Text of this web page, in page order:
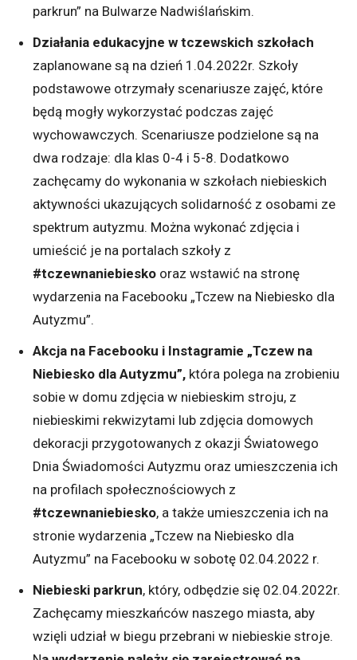
parkrun” na Bulwarze Nadwiślańskim.
Działania edukacyjne w tczewskich szkołach
zaplanowane są na dzień 1.04.2022r. Szkoły
podstawowe otrzymały scenariusze zajęć, które
będą mogły wykorzystać podczas zajęć
wychowawczych. Scenariusze podzielone są na
dwa rodzaje: dla klas 0-4 i 5-8. Dodatkowo
zachęcamy do wykonania w szkołach niebieskich
aktywności ukazujących solidarność z osobami ze
spektrum autyzmu. Można wykonać zdjęcia i
umieścić je na portalach szkoły z
#tczewnaniebiesko oraz wstawić na stronę
wydarzenia na Facebooku „Tczew na Niebiesko dla
Autyzmu”.
Akcja na Facebooku i Instagramie „Tczew na
Niebiesko dla Autyzmu”, która polega na zrobieniu
sobie w domu zdjęcia w niebieskim stroju, z
niebieskimi rekwizytami lub zdjęcia domowych
dekoracji przygotowanych z okazji Światowego
Dnia Świadomości Autyzmu oraz umieszczenia ich
na profilach społecznościowych z
#tczewnaniebiesko, a także umieszczenia ich na
stronie wydarzenia „Tczew na Niebiesko dla
Autyzmu” na Facebooku w sobotę 02.04.2022 r.
Niebieski parkrun, który, odbędzie się 02.04.2022r.
Zachęcamy mieszkańców naszego miasta, aby
wzięli udział w biegu przebrani w niebieskie stroje.